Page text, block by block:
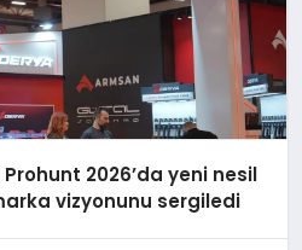
2026’da yeni nesil
vizyonunu sergiledi